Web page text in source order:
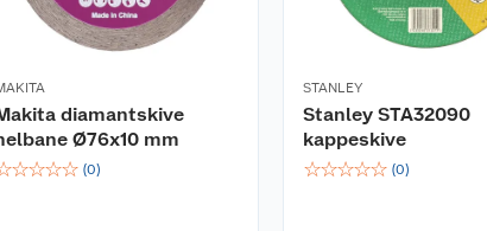
diamantskive
Ø76x10 mm
☆☆☆☆ (0)
STANLEY
Stanley STA32090
kappeskive
☆☆☆☆☆ (0)